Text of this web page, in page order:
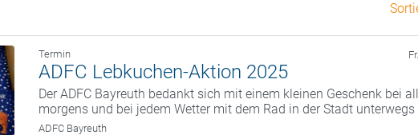
Termin
ADFC Lebkuchen-Aktion 2025
Der ADFC Bayreuth bedankt sich mit einem kleinen Geschenk bei
morgens und bei jedem Wetter mit dem Rad in der Stadt unterwegs
ADFC Bayreuth